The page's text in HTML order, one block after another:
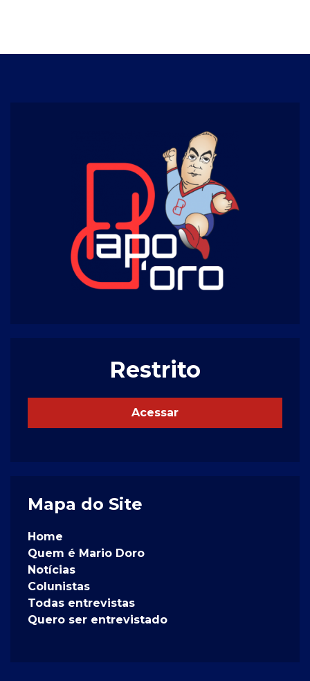
Restrito
Acessar
Mapa do Site
Home
Quem é Mario Doro
Notícias
Colunistas
Todas entrevistas
Quero ser entrevistado